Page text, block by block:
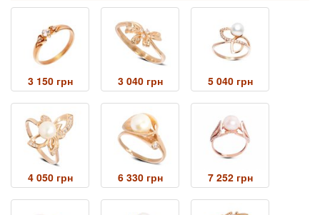
3 150 грн 3 040 грн 5 040 грн
4 050 грн 6 330 грн 7 252 грн